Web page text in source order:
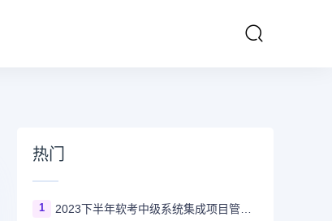
热门
1 2023下半年软考中级系统集成项目管理工程师多长时间出成绩